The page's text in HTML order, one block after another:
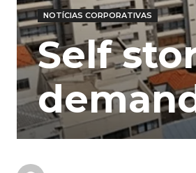
NOTÍCIAS CORPORATIVAS
Self